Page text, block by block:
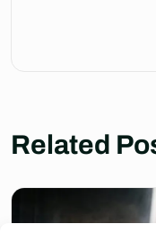
Related